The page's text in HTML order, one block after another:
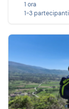
1 ora
1-3 partecipanti